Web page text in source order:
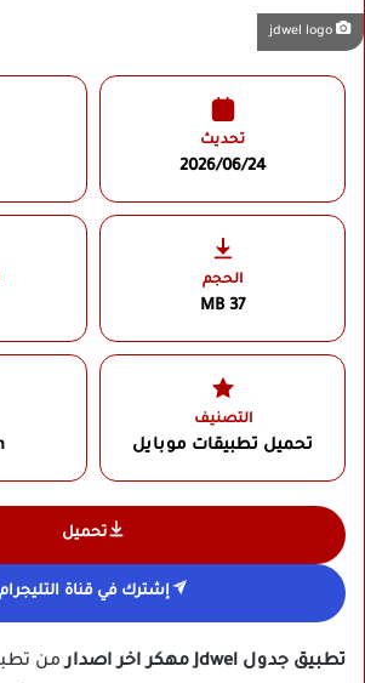
تحديث
2026/06/24
الحجم
37 MB
التصنيف
تحميل تطبيقات موبايل
تحميل
إشترك في قناة التليجرام
تطبيق جدول Jdwel مهكر اخر اصدار
من